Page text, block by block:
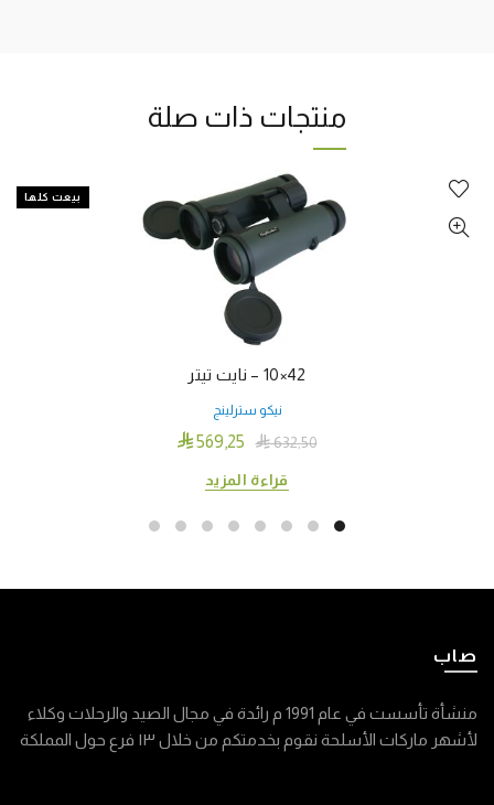
منتجات ذات صلة
بيعت كلها
42×10 – نايت تيتر
نيكو سترلينج

632٫50  569٫25
قراءة المزيد
صاب
منشأة تأسست في عام 1991 م رائدة في مجال الصيد والرحلات وكلاء
لأشهر ماركات الأسلحة نقوم بخدمتكم من خلال ١٣ فرع حول المملكة